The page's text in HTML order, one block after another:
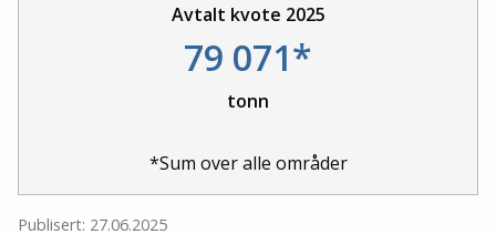
Avtalt kvote 2025
79 071*
tonn
*Sum over alle områder
Publisert: 27.06.2025